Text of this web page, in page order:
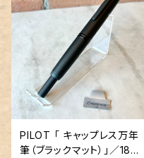
PILOT 「 キャップレス万年
筆（ブラックマット）」／18金